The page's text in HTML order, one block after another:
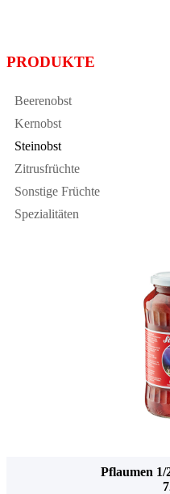
PRODUKTE
Beerenobst
Kernobst
Steinobst
Zitrusfrüchte
Sonstige Früchte
Spezialitäten
Pflaumen